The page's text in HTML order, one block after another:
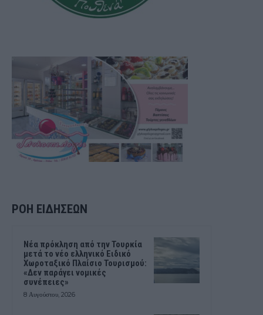
ΡΟΗ ΕΙΔΗΣΕΩΝ
Νέα πρόκληση από την Τουρκία
μετά το νέο ελληνικό Ειδικό
Χωροταξικό Πλαίσιο Τουρισμού:
«Δεν παράγει νομικές
συνέπειες»
8 Αυγούστου, 2026